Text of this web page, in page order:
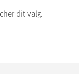
dit valg.